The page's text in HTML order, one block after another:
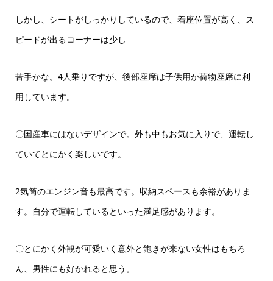
しかし、シートがしっかりしているので、着座位置が高く、ス
ピードが出るコーナーは少し
苦手かな。4人乗りですが、後部座席は子供用か荷物座席に利
用しています。
〇国産車にはないデザインで。外も中もお気に入りで、運転し
ていてとにかく楽しいです。
2気筒のエンジン音も最高です。収納スペースも余裕がありま
す。自分で運転しているといった満足感があります。
〇とにかく外観が可愛いく意外と飽きが来ない女性はもちろ
ん、男性にも好かれると思う。